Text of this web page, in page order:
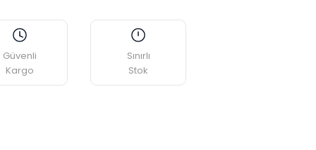
Güvenli
Kargo
Sınırlı
Stok